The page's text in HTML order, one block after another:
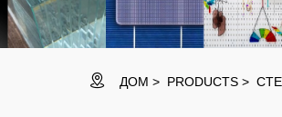
major
in
different
ДОМ PRODUCTS